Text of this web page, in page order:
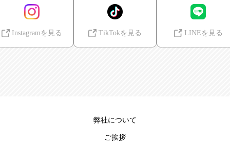
Instagramを見る TikTokを見る LINEを見る
弊社について
ご挨拶